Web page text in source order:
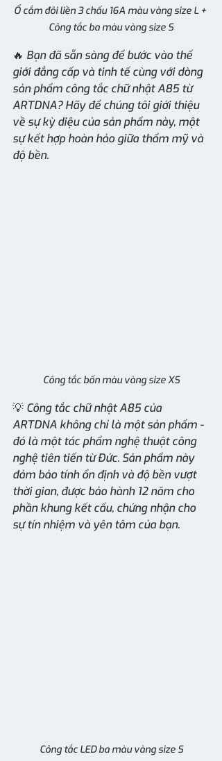
Ổ cắm đôi liền 3 chấu 16A màu vàng size L +
Công tắc ba màu vàng size S
🔥 Bạn đã sẵn sàng để bước vào thế
giới đẳng cấp và tinh tế cùng với dòng
sản phẩm công tắc chữ nhật A85 từ
ARTDNA? Hãy để chúng tôi giới thiệu
về sự kỳ diệu của sản phẩm này, một
sự kết hợp hoàn hảo giữa thẩm mỹ và
độ bền.
Công tắc bốn màu vàng size XS
💡 Công tắc chữ nhật A85 của
ARTDNA không chỉ là một sản phẩm -
đó là một tác phẩm nghệ thuật công
nghệ tiên tiến từ Đức. Sản phẩm này
đảm bảo tính ổn định và độ bền vượt
thời gian, được bảo hành 12 năm cho
phần khung kết cấu, chứng nhận cho
sự tín nhiệm và yên tâm của bạn.
Công tắc LED ba màu vàng size S